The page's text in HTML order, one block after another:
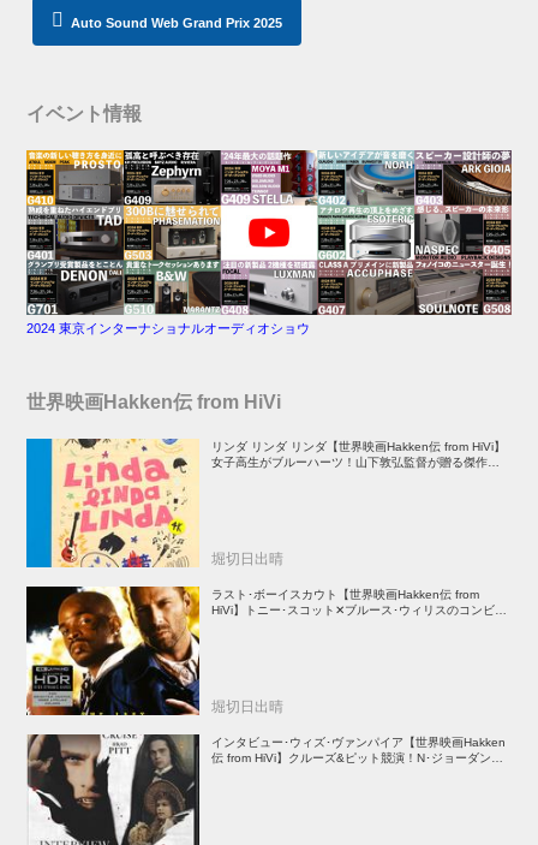
Auto Sound Web Grand Prix 2025
イベント情報
2024 東京インターナショナルオーディオショウ
世界映画Hakken伝 from HiVi
リンダ リンダ リンダ【世界映画Hakken伝 from HiVi】
女子高生がブルーハーツ！山下敦弘監督が贈る傑作青春
堀切日出晴
ラスト･ボーイスカウト【世界映画Hakken伝 from
HiVi】トニー･スコット✕ブルース･ウィリスのコンビが
堀切日出晴
インタビュー･ウィズ･ヴァンパイア【世界映画Hakken
伝 from HiVi】クルーズ&ピット競演！N･ジョーダン監